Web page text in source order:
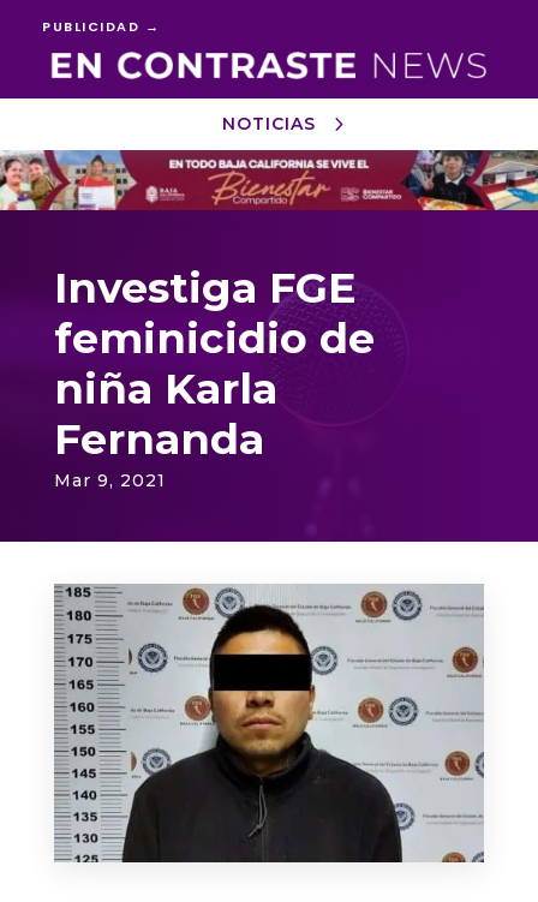
PUBLICIDAD →
NOTICIAS
Reproductor
de
vídeo
Investiga FGE
feminicidio de
niña Karla
Fernanda
Mar 9, 2021